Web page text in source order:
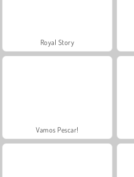
Royal Story
Vamos Pescar!